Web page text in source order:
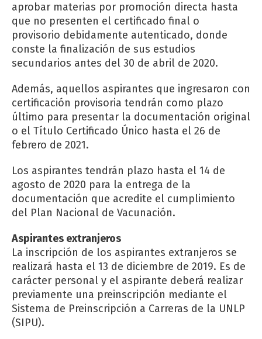
aprobar materias por promoción directa hasta
que no presenten el certificado final o
provisorio debidamente autenticado, donde
conste la finalización de sus estudios
secundarios antes del 30 de abril de 2020.
Además, aquellos aspirantes que ingresaron con
certificación provisoria tendrán como plazo
último para presentar la documentación original
o el Título Certificado Único hasta el 26 de
febrero de 2021.
Los aspirantes tendrán plazo hasta el 14 de
agosto de 2020 para la entrega de la
documentación que acredite el cumplimiento
del Plan Nacional de Vacunación.
Aspirantes extranjeros
La inscripción de los aspirantes extranjeros se
realizará hasta el 13 de diciembre de 2019. Es de
carácter personal y el aspirante deberá realizar
previamente una preinscripción mediante el
Sistema de Preinscripción a Carreras de la UNLP
(SIPU).